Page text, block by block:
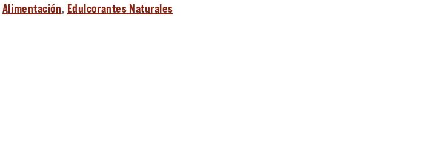
Alimentación, Edulcorantes Naturales